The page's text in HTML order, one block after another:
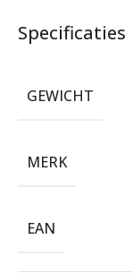
Specificaties
GEWICHT
MERK
EAN